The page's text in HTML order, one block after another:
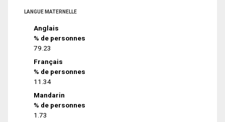
LANGUE MATERNELLE
Anglais
% de personnes
79.23
Français
% de personnes
11.34
Mandarin
% de personnes
1.73